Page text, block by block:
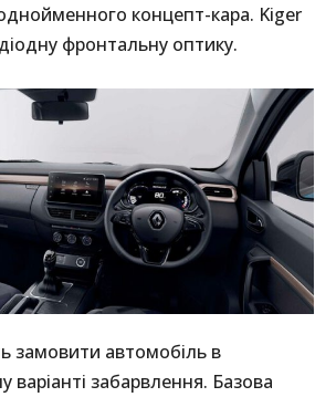
концепт-кара. Kiger
фронтальну оптику.
замовити автомобіль в
варіанті забарвлення. Базова